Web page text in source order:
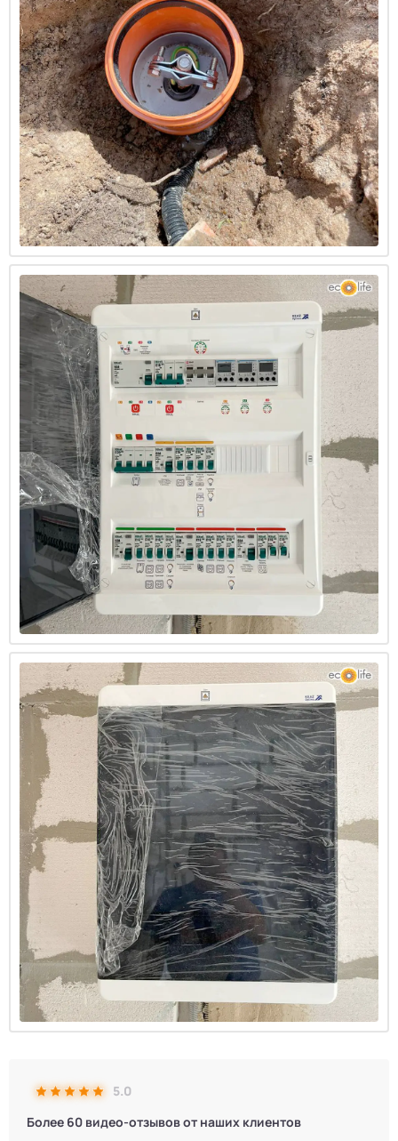
5.0
Более 60 видео-отзывов от наших клиентов